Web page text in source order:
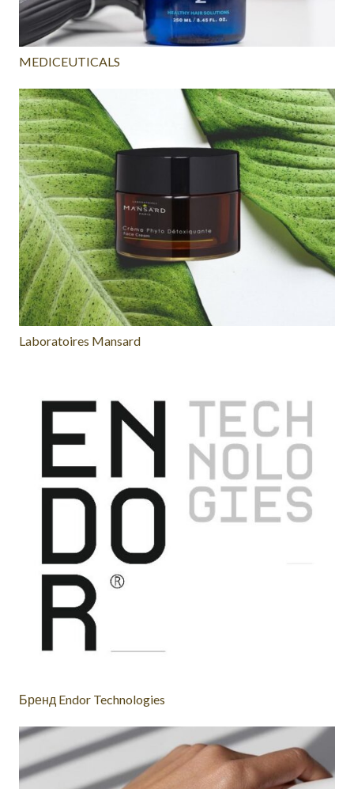
MEDICEUTICALS
Laboratoires Mansard
Бренд Endor Technologies